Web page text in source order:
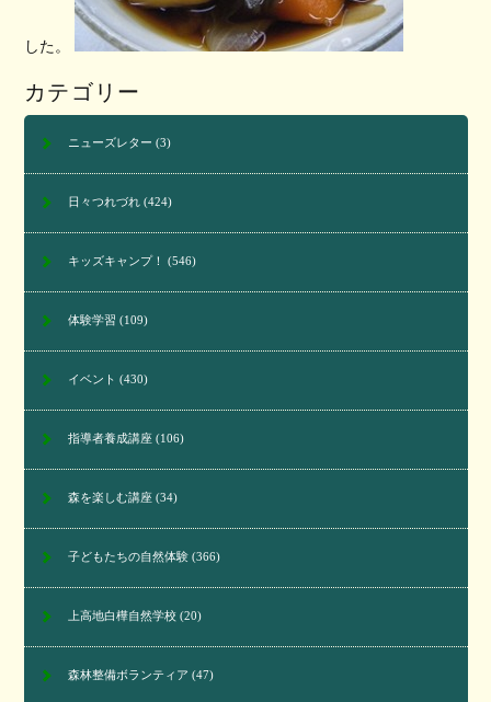
した。
カテゴリー
ニューズレター (3)
日々つれづれ(424)
キッズキャンプ！ (546)
体験学習 (109)
イベント (430)
指導者養成講座(106)
森を楽しむ講座(34)
子どもたちの自然体験(366)
上高地白樺自然学校(20)
森林整備ボランティア (47)